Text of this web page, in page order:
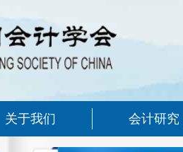
关于我们 会计研究